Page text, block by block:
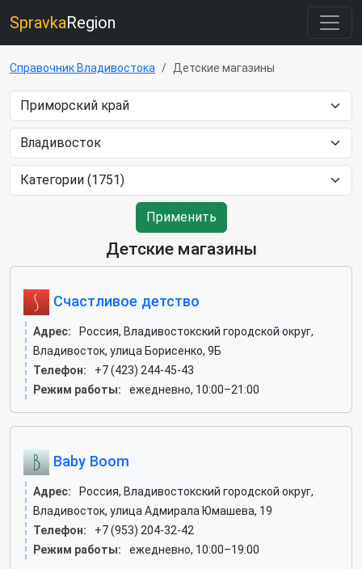
SpravkaRegion
Справочник Владивостока Детские магазины
Применить
Детские магазины
Счастливое детство
Адрес:
Россия, Владивостокский городской округ,
Владивосток, улица Борисенко, 9Б
Телефон:
+7 (423) 244-45-43
Режим работы:
ежедневно, 10:00–21:00
Baby Boom
Адрес:
Россия, Владивостокский городской округ,
Владивосток, улица Адмирала Юмашева, 19
Телефон:
+7 (953) 204-32-42
Режим работы:
ежедневно, 10:00–19:00